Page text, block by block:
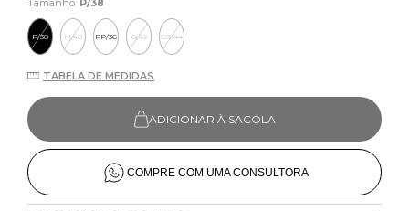
Tamanho: P/38
P/38 M/40 PP/36 G/42 GG/44
TABELA DE MEDIDAS
ADICIONAR À SACOLA
COMPRE COM UMA CONSULTORA